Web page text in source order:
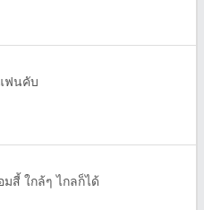
ฟนคับ
สี้ ใกล้ๆ ไกลก็ได้